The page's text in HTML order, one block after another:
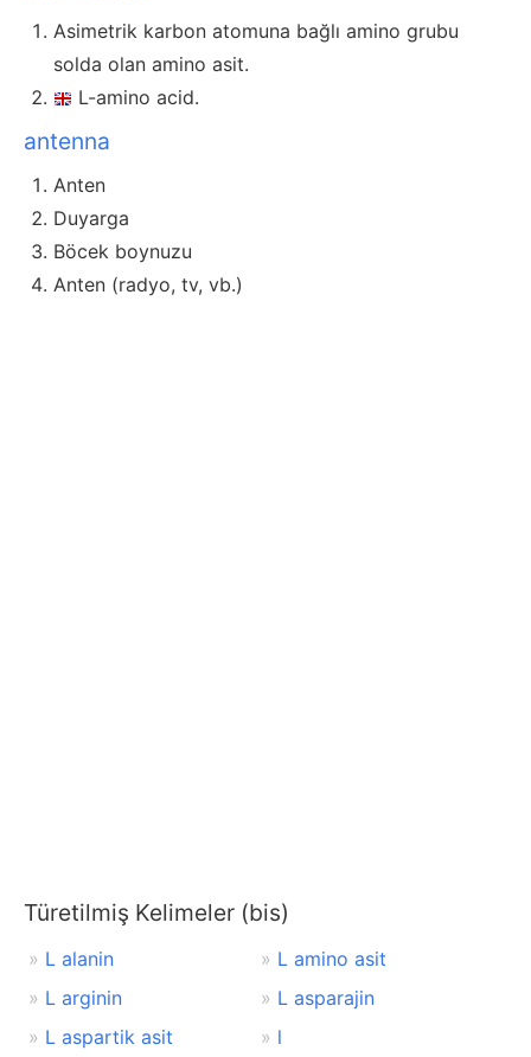
Asimetrik karbon atomuna bağlı amino grubu
solda olan amino asit.
L-amino acid.
antenna
Anten
Duyarga
Böcek boynuzu
Anten (radyo, tv, vb.)
Türetilmiş Kelimeler (bis)
L alanin
L amino asit
L arginin
L asparajin
L aspartik asit
l